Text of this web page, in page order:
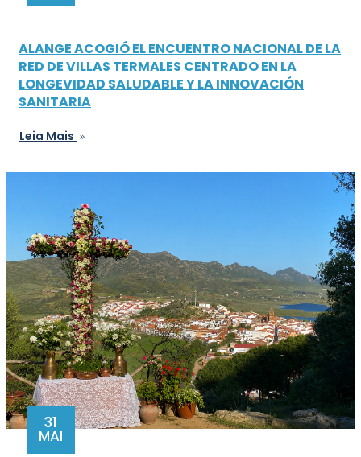
ALANGE ACOGIÓ EL ENCUENTRO NACIONAL DE LA
RED DE VILLAS TERMALES CENTRADO EN LA
LONGEVIDAD SALUDABLE Y LA INNOVACIÓN
SANITARIA
Leia Mais
31
MAI